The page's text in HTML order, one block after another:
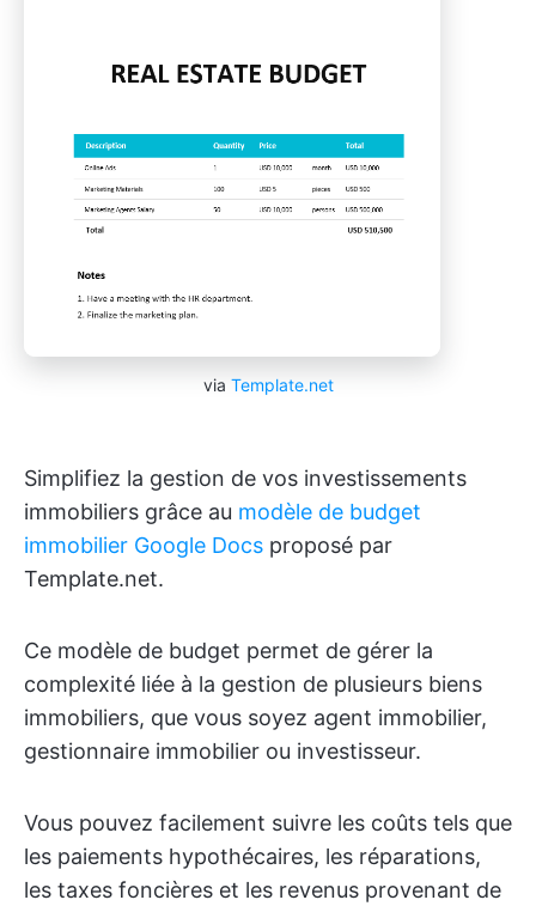
via Template.net
Simplifiez la gestion de vos investissements
immobiliers grâce au modèle de budget
immobilier Google Docs proposé par
Template.net.
Ce modèle de budget permet de gérer la
complexité liée à la gestion de plusieurs biens
immobiliers, que vous soyez agent immobilier,
gestionnaire immobilier ou investisseur.
Vous pouvez facilement suivre les coûts tels que
les paiements hypothécaires, les réparations,
les taxes foncières et les revenus provenant de